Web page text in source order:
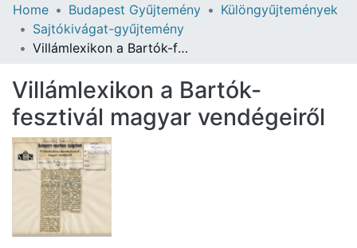
Communities & Collections
All of DSpace
About us
Home Budapest Gyűjtemény
Különgyűjtemények
Sajtókivágat-gyűjtemény
Villámlexikon a Bartók-fesztivál magyar vendégeiről
Villámlexikon a Bartók-
fesztivál magyar vendégeiről